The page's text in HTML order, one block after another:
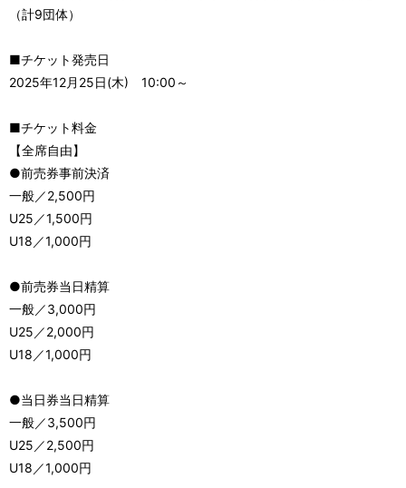
（計9団体）
■チケット発売日
2025年12月25日(木) 10:00～
■チケット料金
【全席自由】
●前売券事前決済
一般／2,500円
U25／1,500円
U18／1,000円
●前売券当日精算
一般／3,000円
U25／2,000円
U18／1,000円
●当日券当日精算
一般／3,500円
U25／2,500円
U18／1,000円